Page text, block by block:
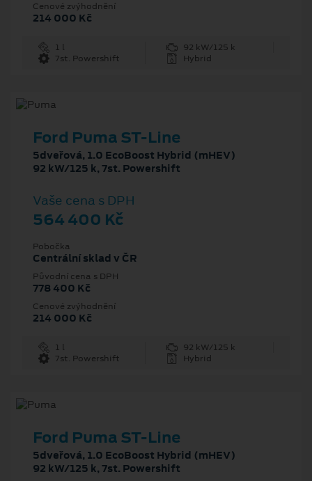
Cenové zvýhodnění
214 000 Kč
1 l
92 kW/125 k
7st. Powershift
Hybrid
Ford Puma ST-Line
5dveřová, 1.0 EcoBoost Hybrid (mHEV)
92 kW/125 k, 7st. Powershift
Vaše cena s DPH
564 400 Kč
Pobočka
Centrální sklad v ČR
Původní cena s DPH
778 400 Kč
Cenové zvýhodnění
214 000 Kč
1 l
92 kW/125 k
7st. Powershift
Hybrid
Ford Puma ST-Line
5dveřová, 1.0 EcoBoost Hybrid (mHEV)
92 kW/125 k, 7st. Powershift